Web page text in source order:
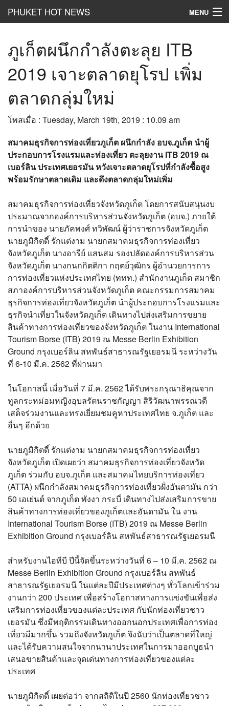
PHUKET HOT NEWS MENU
HotClip
HotList
Hot Gossip
HotBusiness
เที่ยว ชิม ช๊อป
HotHealth and Beauty
อยากบอกอยากเล่า
?>
ภูเก็ตผนึกกำลังตะลุย ITB
2019 เจาะตลาดยุโรป เพิ่ม
ตลาดกลุ่มใหม่
โพสเมื่อ : Tuesday, March 19th, 2019 : 10.09 am
สมาคมธุรกิจการท่องเที่ยวภูเก็ต ผนึกกำลัง อบจ.ภูเก็ต นำผู้
ประกอบการโรงแรมและท่องเที่ยว ตะลุยงาน ITB 2019 ณ
เบอร์ลิน ประเทศเยอรมัน หวังเจาะตลาดยุโรปที่กำลังซื้อสูง
พร้อมรักษาตลาดเดิม และดึงตลาดกลุ่มใหม่เพิ่ม
สมาคมธุรกิจการท่องเที่ยวจังหวัดภูเก็ต โดยการสนับสนุนงบ
ประมาณจากองค์การบริหารส่วนจังหวัดภูเก็ต (อบจ.) ภายใต้
การนำของ นายภัคพงศ์ ทวิพัฒน์ ผู้ว่าราชการจังหวัดภูเก็ต
นายภูมิกิตติ์ รักแต่งาม นายกสมาคมธุรกิจการท่องเที่ยว
จังหวัดภูเก็ต นางอารีย์ แสนสม รองปลัดองค์การบริหารส่วน
จังหวัดภูเก็ต นางกนกกิตติกา กฤตย์วุฒิกร ผู้อำนวยการการ
การท่องเที่ยวแห่งประเทศไทย (ททท.) สำนักงานภูเก็ต สมาชิก
สภาองค์การบริหารส่วนจังหวัดภูเก็ต คณะกรรมการสมาคม
ธุรกิจการท่องเที่ยวจังหวัดภูเก็ต นำผู้ประกอบการโรงแรมและ
ธุรกิจนำเที่ยวในจังหวัดภูเก็ต เดินทางไปส่งเสริมการขยาย
สินค้าทางการท่องเที่ยวของจังหวัดภูเก็ต ในงาน International
Tourism Borse (ITB) 2019 ณ Messe Berlin Exhibition
Ground กรุงเบอร์ลิน สหพันธ์สาธารณรัฐเยอรมนี ระหว่างวัน
ที่ 6-10 มี.ค. 2562 ที่ผ่านมา
ในโอกาสนี้ เมื่อวันที่ 7 มี.ค. 2562 ได้รับพระกรุณาธิคุณจาก
ทูลกระหม่อมหญิงอุบลรัตนราชกัญญา สิริวัฒนาพรรณวดี
เสด็จร่วมงานและทรงเยี่ยมชมคูหาประเทศไทย จ.ภูเก็ต และ
อื่นๆ อีกด้วย
นายภูมิกิตติ์ รักแต่งาม นายกสมาคมธุรกิจการท่องเที่ยว
จังหวัดภูเก็ต เปิดเผยว่า สมาคมธุรกิจการท่องเที่ยวจังหวัด
ภูเก็ต ร่วมกับ อบจ.ภูเก็ต และสมาคมไทยบริการท่องเที่ยว
(ATTA) ผนึกกำลังสมาคมธุรกิจการท่องเที่ยวฝั่งอันดามัน กว่า
50 เอเย่นต์ จากภูเก็ต พังงา กระบี่ เดินทางไปส่งเสริมการขาย
สินค้าทางการท่องเที่ยวของภูเก็ตและอันดามัน ใน งาน
International Tourism Borse (ITB) 2019 ณ Messe Berlin
Exhibition Ground กรุงเบอร์ลิน สหพันธ์สาธารณรัฐเยอรมนี
สำหรับงานไอทีบี ปีนี้จัดขึ้นระหว่างวันที่ 6 – 10 มี.ค. 2562 ณ
Messe Berlin Exhibition Ground กรุงเบอร์ลิน สหพันธ์
สาธารณรัฐเยอรมนี ในแต่ละปีมีประเทศต่างๆ ทั่วโลกเข้าร่วม
งานกว่า 200 ประเทศ เพื่อสร้างโอกาสทางการแข่งขันเพื่อส่ง
เสริมการท่องเที่ยวของแต่ละประเทศ กับนักท่องเที่ยวชาว
เยอรมัน ซึ่งมีพฤติกรรมเดินทางออกนอกประเทศเพื่อการท่อง
เที่ยวมีมากขึ้น รวมถึงจังหวัดภูเก็ต จึงนับว่าเป็นตลาดที่ใหญ่
และได้รับความสนใจจากนานาประเทศในการมาออกบูธนำ
เสนอขายสินค้าและจุดเด่นทางการท่องเที่ยวของแต่ละ
ประเทศ
นายภูมิกิตติ์ เผยต่อว่า จากสถิติในปี 2560 นักท่องเที่ยวชาว